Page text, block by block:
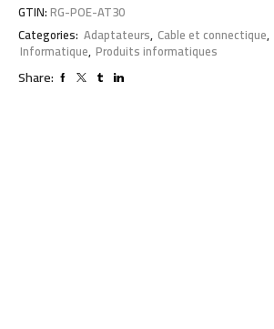
GTIN:RG-POE-AT30
Categories: Adaptateurs, Cable et connectique,
Informatique, Produits informatiques
Share: